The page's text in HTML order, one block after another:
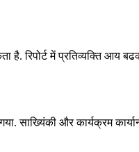
रिपोर्ट में प्रतिव्‍यक्ति आय
साख्यिंकी और कार्यक्रम